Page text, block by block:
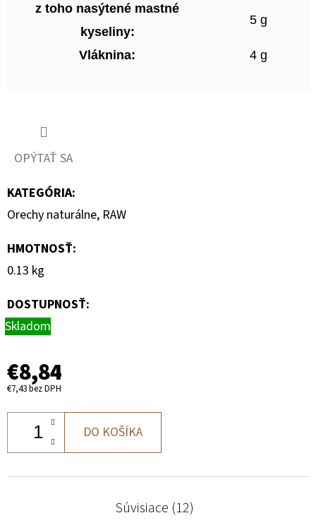
z toho nasýtené mastné
kyseliny:
5 g
Vláknina: 4 g
OPÝTAŤ SA
KATEGÓRIA:
Orechy naturálne, RAW
HMOTNOSŤ:
0.13 kg
DOSTUPNOSŤ:
Skladom
€8,84
€7,43 bez DPH
DO KOŠÍKA
Súvisiace (12)